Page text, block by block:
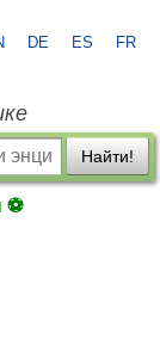
DE ES FR
Найти!
⚽